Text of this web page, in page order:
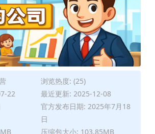
浏览热度: (25)
22
最近更新: 2025-12-08
官方发布日期: 2025年7月18
日
压缩包大小: 103.85MB